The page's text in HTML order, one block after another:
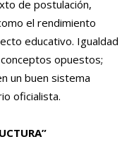
de postulación,
el rendimiento
educativo. Igualdad
opuestos;
un buen sistema
oficialista.